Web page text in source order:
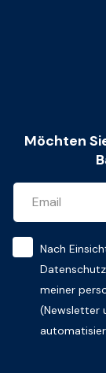
Möchten
Nach
Datenschutz
meiner
(Newsletter